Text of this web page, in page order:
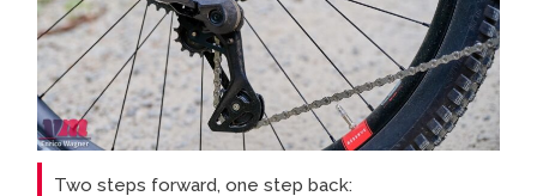
Two steps forward, one step back: